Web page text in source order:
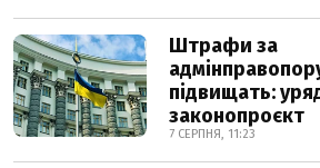
Штрафи за
підвищать:
законопроєкт
7 СЕРПНЯ, 11:23